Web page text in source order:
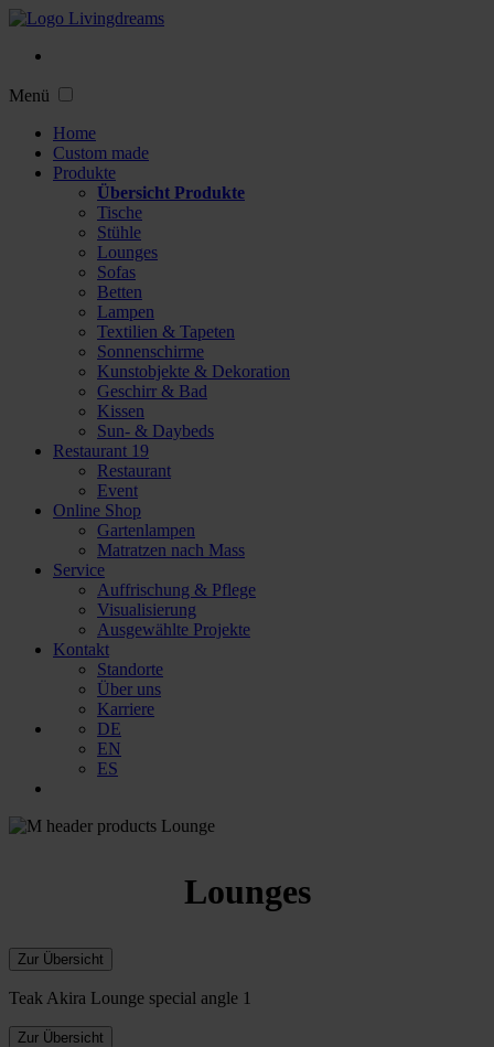
Menü
Home
Custom made
Produkte
Übersicht Produkte
Tische
Stühle
Lounges
Sofas
Betten
Lampen
Textilien & Tapeten
Sonnenschirme
Kunstobjekte & Dekoration
Geschirr & Bad
Kissen
Sun- & Daybeds
Restaurant 19
Restaurant
Event
Online Shop
Gartenlampen
Matratzen nach Mass
Service
Auffrischung & Pflege
Visualisierung
Ausgewählte Projekte
Kontakt
Standorte
Über uns
Karriere
DE
EN
ES
Lounges
Teak Akira Lounge special angle 1